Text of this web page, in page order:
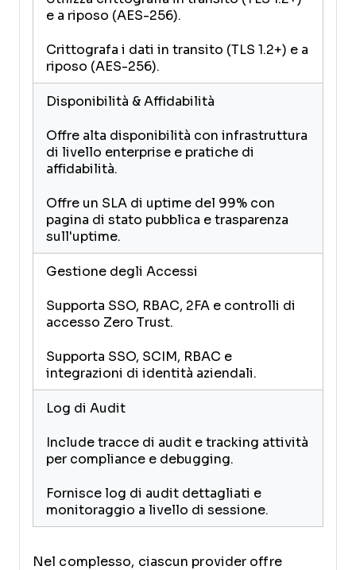
e a riposo (AES-256).
Crittografa i dati in transito (TLS 1.2+) e a
riposo (AES-256).
Disponibilità & Affidabilità
Offre alta disponibilità con infrastruttura
di livello enterprise e pratiche di
affidabilità.
Offre un SLA di uptime del 99% con
pagina di stato pubblica e trasparenza
sull'uptime.
Gestione degli Accessi
Supporta SSO, RBAC, 2FA e controlli di
accesso Zero Trust.
Supporta SSO, SCIM, RBAC e
integrazioni di identità aziendali.
Log di Audit
Include tracce di audit e tracking attività
per compliance e debugging.
Fornisce log di audit dettagliati e
monitoraggio a livello di sessione.
Nel complesso, ciascun provider offre